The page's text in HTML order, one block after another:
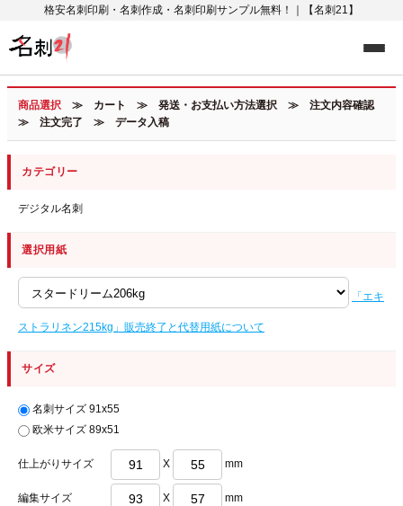
格安名刺印刷・名刺作成・名刺印刷サンプル無料！｜【名刺21】
商品選択 ≫ カート ≫ 発送・お支払い方法選択 ≫ 注文内容確認
≫ 注文完了 ≫ データ入稿
カテゴリー
デジタル名刺
選択用紙
「エキ
ストラリネン215kg」販売終了と代替用紙について
サイズ
名刺サイズ 91x55
欧米サイズ 89x51
仕上がりサイズ X mm
編集サイズ X mm